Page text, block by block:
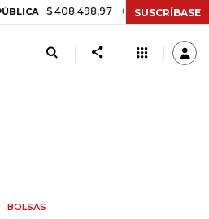
$ 408.498,97 +$ 8.753,81 +2,19%
SUSCRÍBASE
BOLSAS